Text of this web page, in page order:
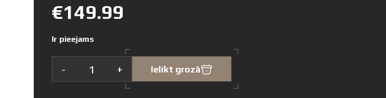
€149.99
Ir pieejams
- + Ielikt grozā